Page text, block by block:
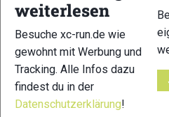
Ultra Trail: 74,5km – 2.120 HM
Half Trail: 35,5km – 980 HM
Quarter Trail: 20km – 530 HM
Fun Trail: 10,5km – 300 HM
UpHill Prolog (Freitag): 3,5km –
weiterlesen
Besuche xc-run.de wie
gewohnt mit Werbung und
Tracking. Alle Infos dazu
findest du in der
Datenschutzerklärung!